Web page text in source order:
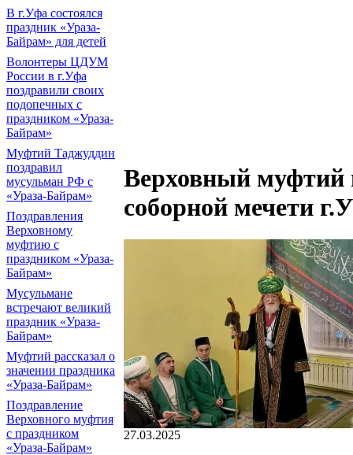
В г.Уфа состоялся
праздник «Ураза-
Байрам» для детей
Волонтеры ЦДУМ
России в г.Уфа
поздравили своих
подопечных с
праздником «Ураза-
Байрам»
Муфтий Таджуддин
поздравил
мусульман РФ с
«Ураза-Байрам»
Поздравления
Верховному
муфтию с
праздником «Ураза-
Байрам»
Мусульмане
встречают великий
праздник «Ураза-
Байрам»
Муфтий рассказал о
значении праздника
«Ураза-Байрам»
Поздравление
Верховного муфтия
с праздником
«Ураза-Байрам»
Верховный муфтий
соборной мечети
27.03.2025